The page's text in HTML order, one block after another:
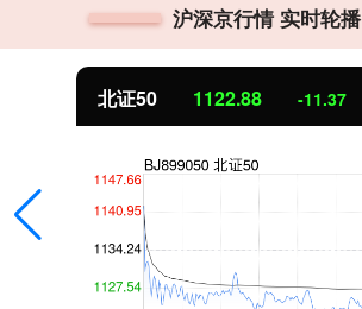
沪深京行情 实时轮播
北证50 1122.88 -11.37